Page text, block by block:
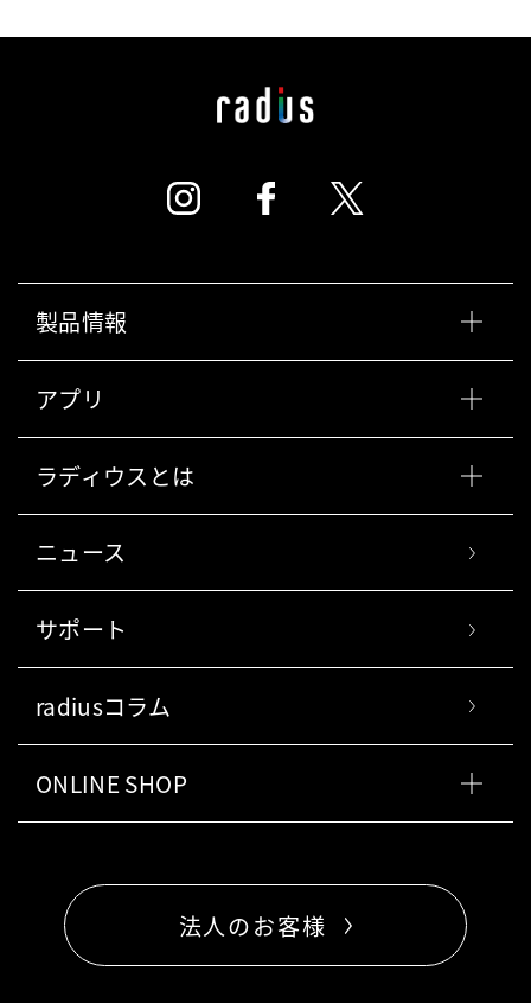
製品情報
アプリ
ラディウスとは
ニュース
サポート
radiusコラム
ONLINE SHOP
法人のお客様